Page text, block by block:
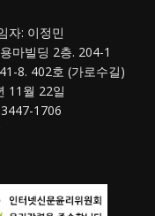
자: 이정민
마빌딩 2층. 204-1
8. 402호 (가로수길)
11월 22일
1706